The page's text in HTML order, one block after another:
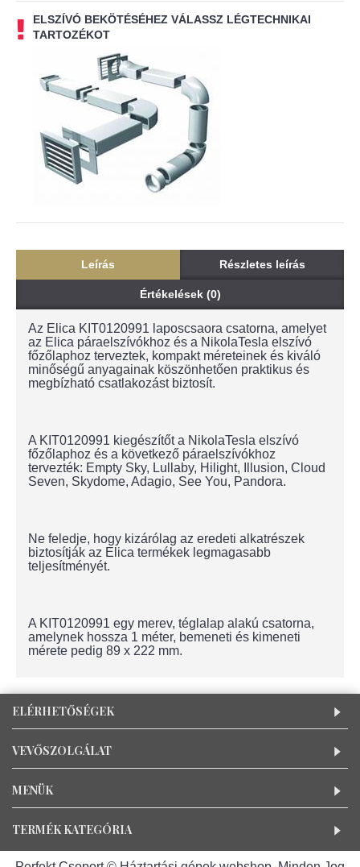
ELSZÍVÓ BEKÖTÉSÉHEZ VÁLASSZ LÉGTECHNIKAI
TARTOZÉKOT
Leírás Részletes leírás
Értékelések (0)
Az Elica KIT0120991 laposcsaora csatorna, amelyet
az Elica páraelszívókhoz és a NikolaTesla elszívó
főzőlaphoz terveztek, kompakt méreteinek és kiváló
minőségű anyagainak köszönhetően praktikus és
megbízható csatlakozást biztosít.
A KIT0120991 kiegészítőt a NikolaTesla elszívó
főzőlaphoz és a következő páraelszívókhoz
tervezték: Empty Sky, Lullaby, Hilight, Illusion, Cloud
Seven, Skydome, Adagio, See You, Pandora.
Ne feledje, hogy kizárólag az eredeti alkatrészek
biztosítják az Elica termékek legmagasabb
teljesítményét.
A KIT0120991 egy merev, téglalap alakú csatorna,
amelynek hossza 1 méter, bemeneti és kimeneti
mérete pedig 89 x 222 mm.
ELÉRHETŐSÉGEK
VEVŐSZOLGÁLAT
MENÜK
TERMÉK KATEGÓRIA